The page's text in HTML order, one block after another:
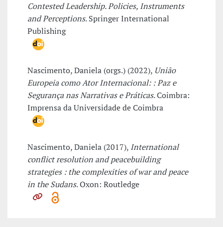
Contested Leadership. Policies, Instruments
and Perceptions. Springer International
Publishing
Nascimento, Daniela (orgs.) (2022), União
Europeia como Ator Internacional: : Paz e
Segurança nas Narrativas e Práticas. Coimbra:
Imprensa da Universidade de Coimbra
Nascimento, Daniela (2017), International
conflict resolution and peacebuilding
strategies : the complexities of war and peace
in the Sudans. Oxon: Routledge